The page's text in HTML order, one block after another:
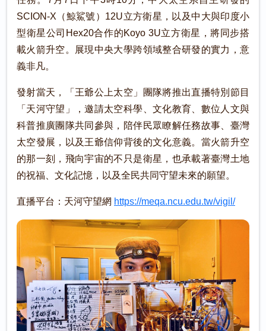
SCION-X（鯨鯊號）12U立方衛星，以及中大與印度小
型衛星公司Hex20合作的Koyo 3U立方衛星，將同步搭
載火箭升空。展現中央大學跨領域整合研發的實力，意
義非凡。
發射當天，「王爺公上太空」團隊將推出直播特別節目
「天河守望」，邀請太空科學、文化教育、數位人文與
科普推廣團隊共同參與，陪伴民眾瞭解任務故事、臺灣
太空發展，以及王爺信仰背後的文化意義。當火箭升空
的那一刻，飛向宇宙的不只是衛星，也承載著臺灣土地
的祝福、文化記憶，以及全民共同守望未來的願望。
直播平台：天河守望網 https://meqa.ncu.edu.tw/vigil/